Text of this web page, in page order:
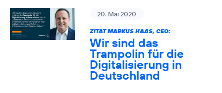
20. Mai 2020
ZITAT MARKUS HAAS, CEO:
Wir sind das
Trampolin für die
Digitalisierung in
Deutschland